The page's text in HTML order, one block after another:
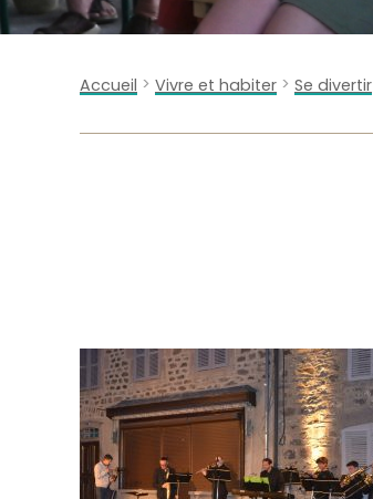
Accueil > Vivre et habiter > Se divertir